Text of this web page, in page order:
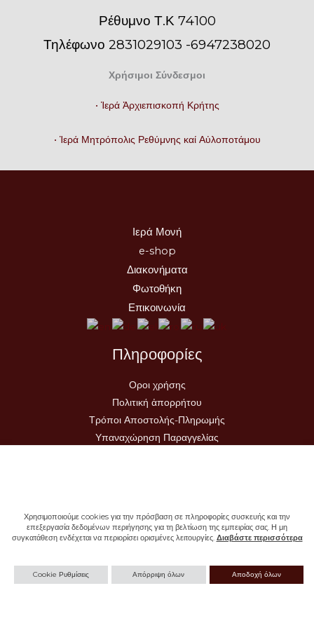
Ρέθυμνο Τ.Κ 74100
Τηλέφωνο 2831029103 -6947238020
Χρήσιμοι Σύνδεσμοι
• Ἱερά Ἀρχιεπισκοπή Κρήτης
• Ἱερά Μητρόπολις Ρεθύμνης καί Αὐλοποτάμου
Ιερά Μονή
e-shop
Διακονήματα
Φωτοθήκη
Επικοινωνία
Πληροφορίες
Οροι χρήσης
Πολιτική ἀπορρήτου
Τρόποι Αποστολής-Πληρωμής
Υπαναχώρηση Παραγγελίας
Χρησιμοποιούμε cookies για την πρόσβαση σε πληροφορίες συσκευής και την
επεξεργασία δεδομένων περιήγησης για τη βελτίωση της εμπειρίας σας. Η μη
συγκατάθεση ενδέχεται να περιορίσει ορισμένες λειτουργίες. Διαβάστε περισσότερα
Cookie Ρυθμίσεις Απόρριψη όλων Αποδοχή όλων